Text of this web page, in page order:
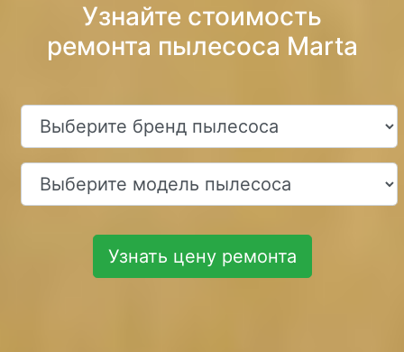
Узнайте стоимость
ремонта пылесоса Marta
Узнать цену ремонта